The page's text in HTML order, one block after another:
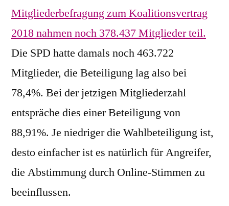
Mitgliederbefragung zum Koalitionsvertrag
2018 nahmen noch 378.437 Mitglieder teil.
Die SPD hatte damals noch 463.722
Mitglieder, die Beteiligung lag also bei
78,4%. Bei der jetzigen Mitgliederzahl
entspräche dies einer Beteiligung von
88,91%. Je niedriger die Wahlbeteiligung ist,
desto einfacher ist es natürlich für Angreifer,
die Abstimmung durch Online-Stimmen zu
beeinflussen.